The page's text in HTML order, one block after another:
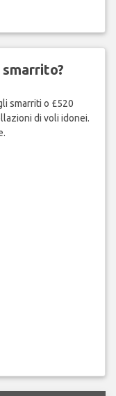
smarriti o £520
di voli idonei.